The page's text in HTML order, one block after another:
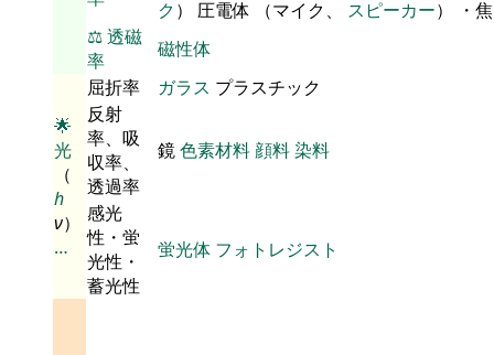
ク） 圧電体 （マイク、 スピーカー） ・
⚖️透磁
率
磁性体
🌟
光
（
h
ν）
…
屈折率 ガラス プラスチック
反射
率、吸
収率、
透過率
鏡色素材料顔料染料
感光
性・蛍
光性・
蓄光性
蛍光体 フォトレジスト